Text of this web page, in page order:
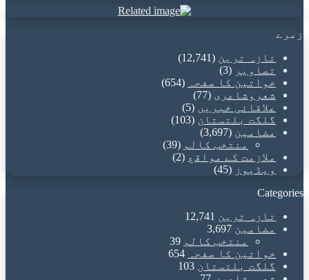
زمرے
تازہ ترین (12,741)
تصاویر (3)
خواتین کا صفحہ
(654)
شعروشاعری (77)
علاقائی خبریں (5)
گلگت بلتستان (103)
مضامین (3,697)
منتخب کالم (39)
ملازمت کے مواقع (2)
ویڈیوز (45)
Categories
تازہ ترین 12,741
مضامین 3,697
منتخب کالم 39
خواتین کا صفحہ
654
گلگت بلتستان 103